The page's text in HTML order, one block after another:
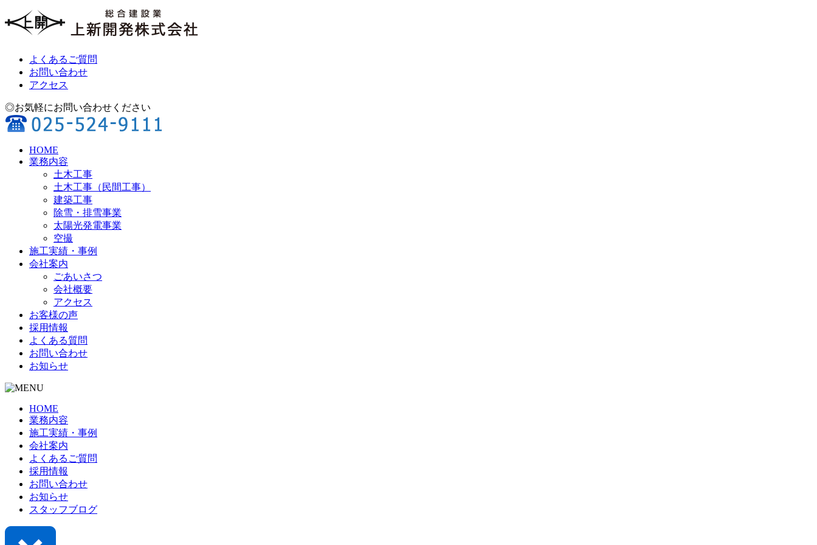
よくあるご質問
お問い合わせ
アクセス
◎お気軽にお問い合わせください
HOME
業務内容
土木工事
土木工事（民間工事）
建築工事
除雪・排雪事業
太陽光発電事業
空撮
施工実績・事例
会社案内
ごあいさつ
会社概要
アクセス
お客様の声
採用情報
よくある質問
お問い合わせ
お知らせ
HOME
業務内容
施工実績・事例
会社案内
よくあるご質問
採用情報
お問い合わせ
お知らせ
スタッフブログ